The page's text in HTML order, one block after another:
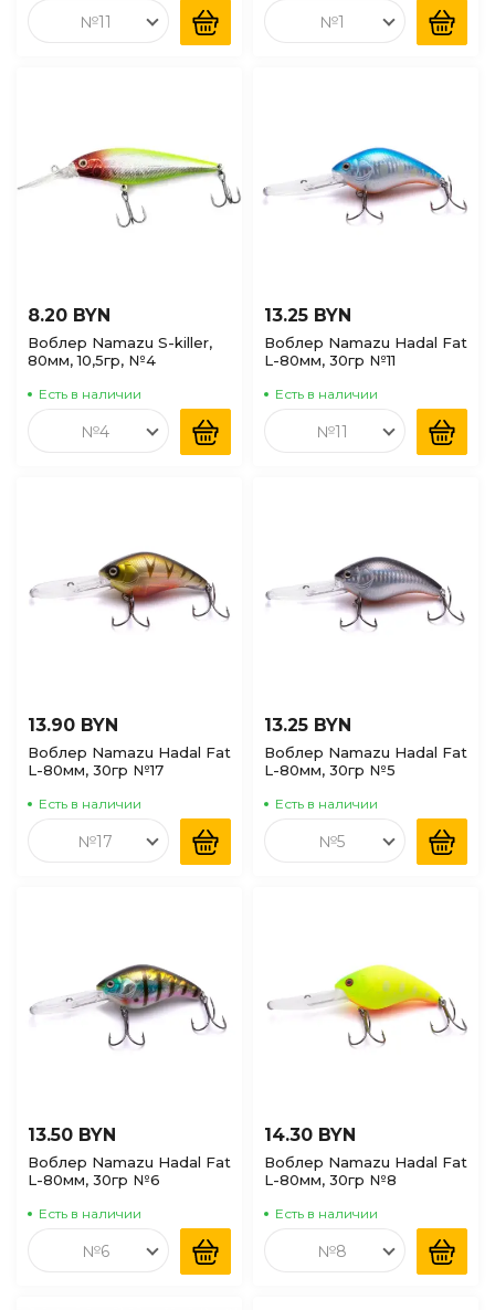
№11 №1
8.20 BYN
Воблер Namazu S-killer,
80мм, 10,5гр, №4
Есть в наличии
№4
13.25 BYN
Воблер Namazu Hadal Fat
L-80мм, 30гр №11
Есть в наличии
№11
13.90 BYN
Воблер Namazu Hadal Fat
L-80мм, 30гр №17
Есть в наличии
№17
13.25 BYN
Воблер Namazu Hadal Fat
L-80мм, 30гр №5
Есть в наличии
№5
13.50 BYN
Воблер Namazu Hadal Fat
L-80мм, 30гр №6
Есть в наличии
№6
14.30 BYN
Воблер Namazu Hadal Fat
L-80мм, 30гр №8
Есть в наличии
№8